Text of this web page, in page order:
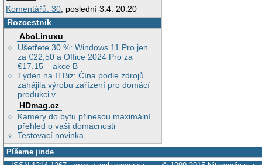
Komentářů: 30 , poslední 3.4. 20:20
Rozcestník
AbcLinuxu
Ušetřete 30 %: Windows 11 Pro jen
za €22,50 a Office 2024 Pro za
€17,15 – akce B
Týden na ITBiz: Čína podle zdrojů
zahájila výrobu zařízení pro domácí
produkci v
HDmag.cz
Kamery do bytu přinesou maximální
přehled o vaší domácnosti
Testovací novinka
Píšeme jinde